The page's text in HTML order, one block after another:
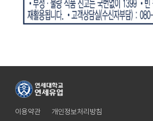
이용약관 개인정보처리방침